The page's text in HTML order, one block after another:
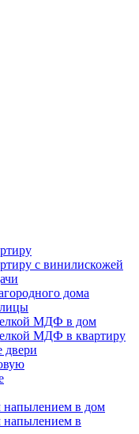
с винилискожей
дома
МДФ в дом
МДФ в квартиру
двери
напылением в дом
напылением в